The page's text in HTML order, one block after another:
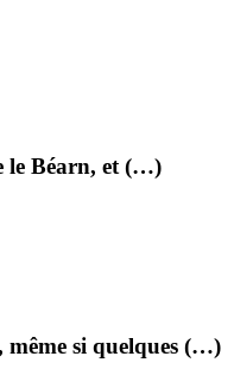
le Béarn, et (…)
même si quelques (…)